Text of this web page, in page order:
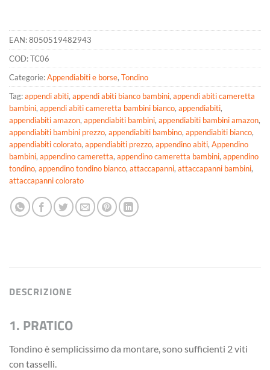
EAN:8050519482943
COD:TC06
Categorie:Appendiabiti e borse, Tondino
Tag:appendi abiti, appendi abiti bianco bambini, appendi abiti cameretta
bambini, appendi abiti cameretta bambini bianco, appendiabiti,
appendiabiti amazon, appendiabiti bambini, appendiabiti bambini amazon,
appendiabiti bambini prezzo, appendiabiti bambino, appendiabiti bianco,
appendiabiti colorato, appendiabiti prezzo, appendino abiti, Appendino
bambini, appendino cameretta, appendino cameretta bambini, appendino
tondino, appendino tondino bianco, attaccapanni, attaccapanni bambini,
attaccapanni colorato
DESCRIZIONE
1. PRATICO
Tondino è semplicissimo da montare, sono sufficienti 2 viti
con tasselli.